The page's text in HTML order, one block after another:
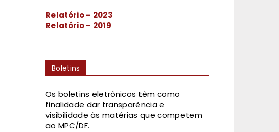
Relatório – 2023
Relatório – 2019
Boletins
Os boletins eletrônicos têm como
finalidade dar transparência e
visibilidade às matérias que competem
ao MPC/DF.